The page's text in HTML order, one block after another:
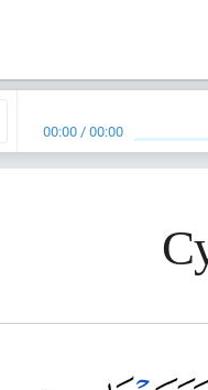
00:00 /00:00